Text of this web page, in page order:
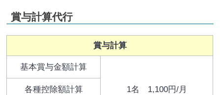
賞与計算代行
賞与計算
基本賞与金額計算
1名 1,100円/月
各種控除額計算